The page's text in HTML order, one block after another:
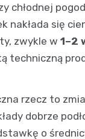
chłodnej
nakłada się
zwykle w 1–2
techniczną
rzecz to
dobrze
o